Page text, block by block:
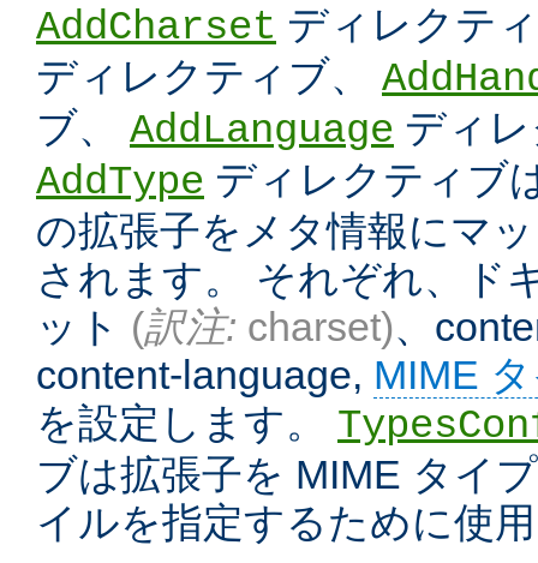
AddCharset ディレクテ
ディレクティブ、
ブ、 AddLanguage ディ
AddType ディレクティブ
の拡張子をメタ情報にマ
されます。 それぞれ、ド
ット (訳注: charset)、
content-language, MIME
を設定します。
ブは拡張子を MIME タイ
イルを指定するために使